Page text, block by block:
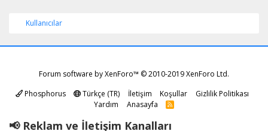
Kullanıcılar
Forum software by XenForo™ © 2010-2019 XenForo Ltd.
Phosphorus
Türkçe (TR) İletişim Koşullar
Gizlilik Politikası
Yardım
Anasayfa
R
📢 Reklam ve İletişim Kanalları